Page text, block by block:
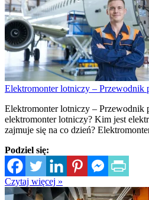
Elektromonter lotniczy – Przewodnik
Elektromonter lotniczy – Przewodnik
elektromonter lotniczy? Kim jest
zajmuje się na co dzień?
Podziel się:
Czytaj więcej »